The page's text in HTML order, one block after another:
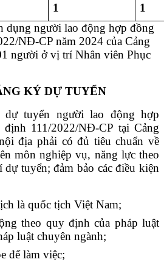
1
1
dụng người lao động hợp đồng
NĐ-CP năm 2024 của Cảng
người ở vị trí Nhân viên Phục
KÝ DỰ TUYỂN
tuyển người lao động hợp
111/2022/NĐ-CP tại Cảng
địa phải có đủ tiêu chuẩn về
môn nghiệp vụ, năng lực theo
dự tuyển; đảm bảo các điều kiện
là quốc tịch Việt Nam;
theo quy định của pháp luật
luật chuyên ngành;
để làm việc;